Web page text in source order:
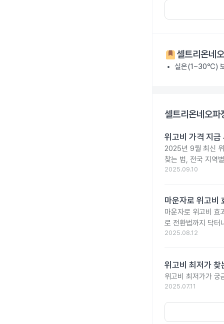
셀트리온네
실온(1~30℃)
셀트리온네오
위고비 가격 지금
2025년 9월 최신
찾는 법, 전국 지역
2025.09.10
마운자로 위고비
마운자로 위고비 효
로 전환법까지 닥터
2025.08.12
위고비 최저가 찾
위고비 최저가가 궁
2025.07.11